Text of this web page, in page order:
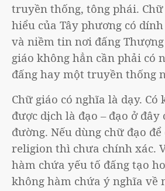
truyền thống, tông phái. Chữ
hiểu của Tây phương có
và niềm tin nơi đấng
giáo không hẳn cần phải có
đấng hay một truyền thống
Chữ giáo có nghĩa là dạy. Có
được dịch là đạo – đạo ở đây
đường. Nếu dùng chữ đạo
religion thì chưa chính xác.
hàm chứa yếu tố đấng tạo
không hàm chứa ý nghĩa về